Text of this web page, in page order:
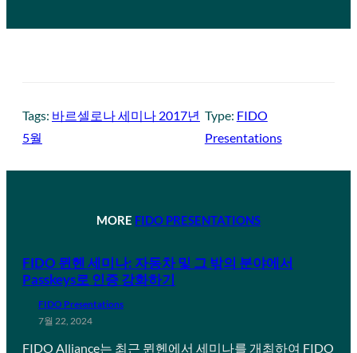
Tags: 바르셀로나 세미나 2017년
5월
Type: FIDO
Presentations
MORE FIDO PRESENTATIONS
FIDO 뮌헨 세미나: 자동차 및 그 밖의 분야에서
Passkeys로 인증 강화하기
FIDO Presentations
7월 22, 2024
FIDO Alliance는 최근 뮌헨에서 세미나를 개최하여 FIDO